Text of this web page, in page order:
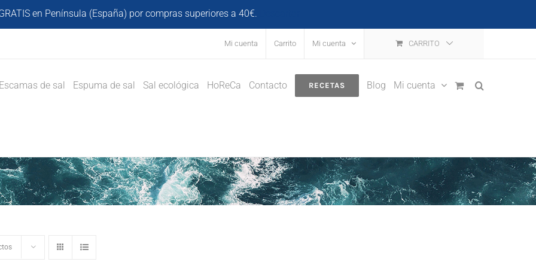
en Península (España) por compras superiores a 40€.
Mi cuenta Carrito Mi cuenta CARRITO
Escamas de sal Espuma de sal Sal ecológica HoReCa Contacto RECETAS Blog Mi cuenta